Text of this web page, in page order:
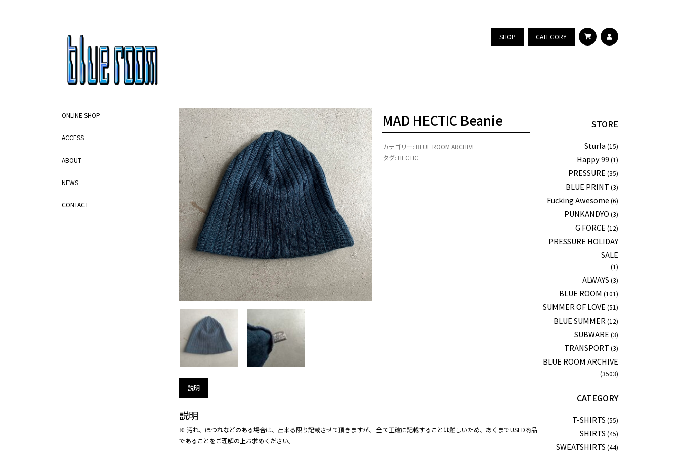
ONLINE SHOP
ACCESS
ABOUT
NEWS
CONTACT
SHOP CATEGORY
MAD HECTIC Beanie
カテゴリー: BLUE ROOM ARCHIVE
タグ: HECTIC
説明
説明
※ 汚れ、ほつれなどのある場合は、出来る限り記載させて頂きますが、 全て正確に記載することは難しいため、あくまでUSED商品
であることをご理解の上お求めください。
STORE
Sturla (15)
Happy 99 (1)
PRESSURE (35)
BLUE PRINT (3)
Fucking Awesome (6)
PUNKANDYO (3)
G FORCE (12)
PRESSURE HOLIDAY
SALE
(1)
ALWAYS (3)
BLUE ROOM (101)
SUMMER OF LOVE (51)
BLUE SUMMER (12)
SUBWARE (3)
TRANSPORT (3)
BLUE ROOM ARCHIVE
(3503)
CATEGORY
T-SHIRTS (55)
SHIRTS (45)
SWEATSHIRTS (44)